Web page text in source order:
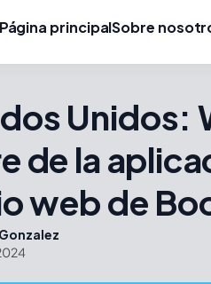
Página principalSobre
Unidos:
de la
web de